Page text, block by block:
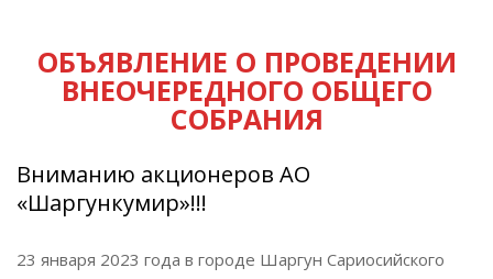
ОБЪЯВЛЕНИЕ О ПРОВЕДЕНИИ
ВНЕОЧЕРЕДНОГО ОБЩЕГО
СОБРАНИЯ
Вниманию акционеров АО
«Шаргункумир»!!!
23 января 2023 года в городе Шаргун Сариосийского